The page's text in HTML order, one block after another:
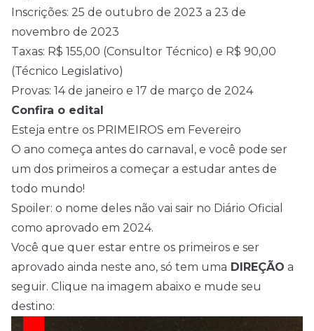
Inscrições: 25 de outubro de 2023 a 23 de
novembro de 2023
Taxas: R$ 155,00 (Consultor Técnico) e R$ 90,00
(Técnico Legislativo)
Provas: 14 de janeiro e 17 de março de 2024
Confira o edital
Esteja entre os PRIMEIROS em Fevereiro
O ano começa antes do carnaval, e você pode ser
um dos primeiros a começar a estudar antes de
todo mundo!
Spoiler: o nome deles não vai sair no Diário Oficial
como aprovado em 2024.
Você que quer estar entre os primeiros e ser
aprovado ainda neste ano, só tem uma DIREÇÃO a
seguir. Clique na imagem abaixo e mude seu
destino: